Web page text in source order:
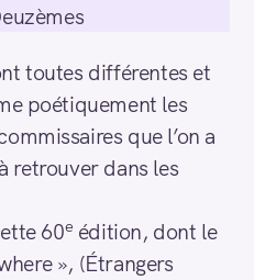
toutes différentes et
poétiquement les
que l’on a
retrouver dans les
60e édition, dont le
», (Étrangers